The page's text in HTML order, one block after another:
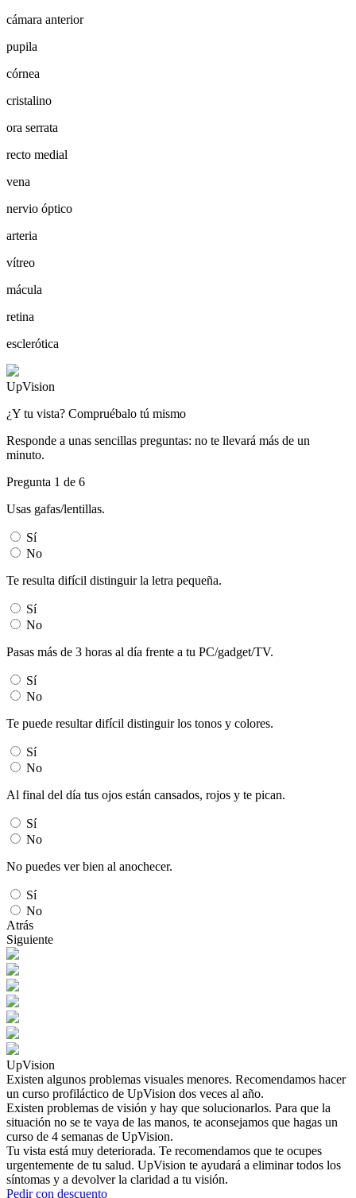
cámara anterior
pupila
córnea
cristalino
ora serrata
recto medial
vena
nervio óptico
arteria
vítreo
mácula
retina
esclerótica
UpVision
¿Y tu vista? Compruébalo tú mismo
Responde a unas sencillas preguntas: no te llevará más de un
minuto.
Pregunta 1 de 6
Usas gafas/lentillas.
Sí
No
Te resulta difícil distinguir la letra pequeña.
Sí
No
Pasas más de 3 horas al día frente a tu PC/gadget/TV.
Sí
No
Te puede resultar difícil distinguir los tonos y colores.
Sí
No
Al final del día tus ojos están cansados, rojos y te pican.
Sí
No
No puedes ver bien al anochecer.
Sí
No
Atrás
Siguiente
UpVision
Existen algunos problemas visuales menores. Recomendamos hacer
un curso profiláctico de UpVision dos veces al año.
Existen problemas de visión y hay que solucionarlos. Para que la
situación no se te vaya de las manos, te aconsejamos que hagas un
curso de 4 semanas de UpVision.
Tu vista está muy deteriorada. Te recomendamos que te ocupes
urgentemente de tu salud. UpVision te ayudará a eliminar todos los
síntomas y a devolver la claridad a tu visión.
Pedir con descuento